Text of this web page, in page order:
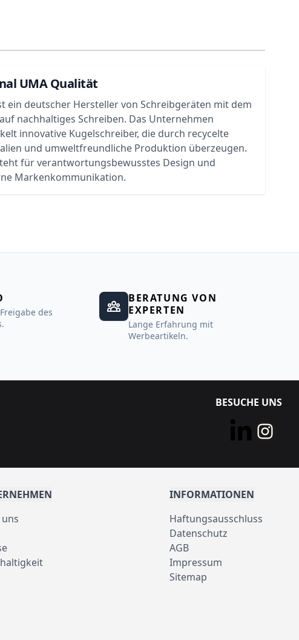
UMA Qualität
ein deutscher Hersteller von Schreibgeräten mit dem
nachhaltiges Schreiben. Das Unternehmen
innovative Kugelschreiber, die durch recycelte
und umweltfreundliche Produktion überzeugen.
für verantwortungsbewusstes Design und
Markenkommunikation.
des
BERATUNG VON
EXPERTEN
Lange Erfahrung mit
Werbeartikeln.
BESUCHE UNS
INFORMATIONEN
Haftungsausschluss
Datenschutz
AGB
Impressum
Sitemap